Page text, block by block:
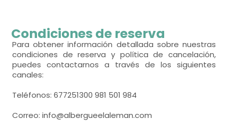
- habitación con cuarto de baño. Incluye:
WC,
lavabo, ducha,
habitación con varias camas
- cama litera para 2 personas = 3
Calefacción,
- habitación con cuarto de baño. Incluye:
Condiciones de reserva
Para obtener información detallada sobre nuestras
condiciones de reserva y política de cancelación,
puedes contactarnos a través de los siguientes
canales:
Teléfonos: 677251300 981 501 984
Correo: info@albergueelaleman.com